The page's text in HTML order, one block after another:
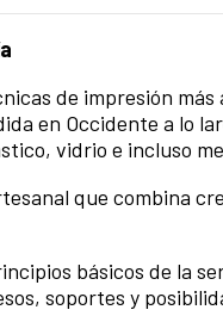
de impresión
en Occidente a lo
vidrio e incluso
que combina
básicos de la
soportes y